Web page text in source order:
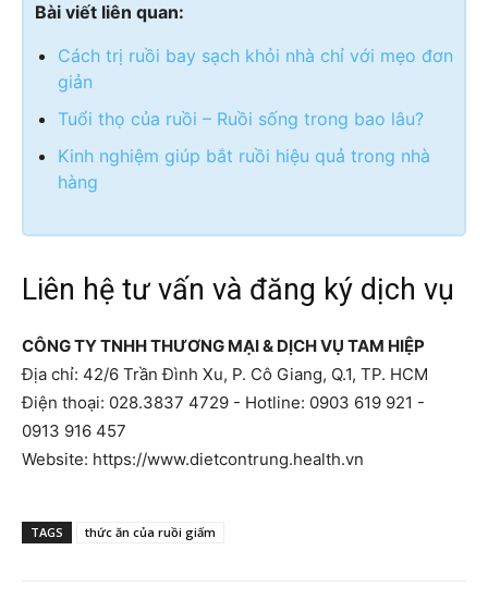
Bài viết liên quan:
Cách trị ruồi bay sạch khỏi nhà chỉ với mẹo đơn
giản
Tuổi thọ của ruồi – Ruồi sống trong bao lâu?
Kinh nghiệm giúp bắt ruồi hiệu quả trong nhà
hàng
Liên hệ tư vấn và đăng ký dịch vụ
CÔNG TY TNHH THƯƠNG MẠI & DỊCH VỤ TAM HIỆP
Địa chỉ: 42/6 Trần Đình Xu, P. Cô Giang, Q.1, TP. HCM
Điện thoại: 028.3837 4729 - Hotline: 0903 619 921 -
0913 916 457
Website: https://www.dietcontrung.health.vn
TAGS thức ăn của ruồi giấm